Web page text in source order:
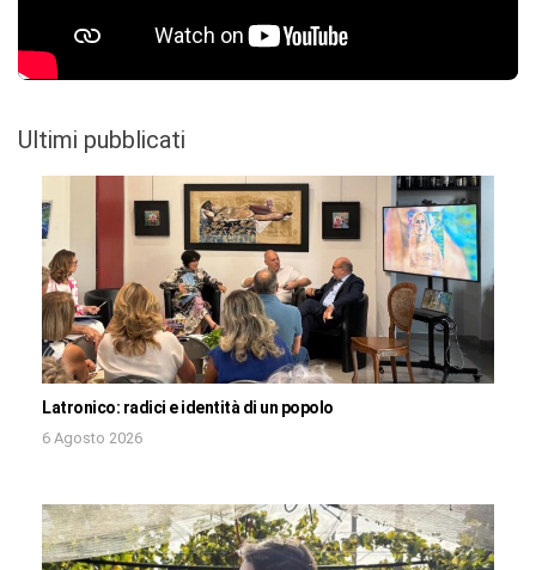
Ultimi pubblicati
Latronico: radici e identità di un popolo
6 Agosto 2026